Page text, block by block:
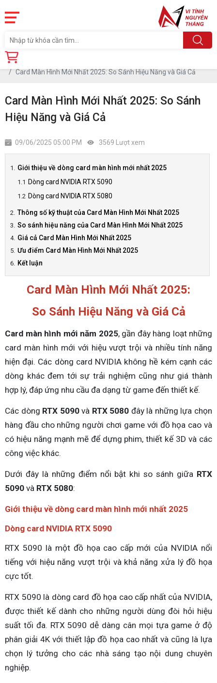
Trang chủ
Card Màn Hình Mới Nhất 2025: So Sánh Hiệu Năng và Giá Cả
Card Màn Hình Mới Nhất 2025: So Sánh
Hiệu Năng và Giá Cả
09/06/2025 05:00 PM 3569 Lượt xem
Giới thiệu về dòng card màn hình mới nhất 2025
Dòng card NVIDIA RTX 5090
Dòng card NVIDIA RTX 5080
Thông số kỹ thuật của Card Màn Hình Mới Nhất 2025
So sánh hiệu năng của Card Màn Hình Mới Nhất 2025
Giá cả Card Màn Hình Mới Nhất 2025
Ưu điểm Card Màn Hình Mới Nhất 2025
Kết luận
Card Màn Hình Mới Nhất 2025:
So Sánh Hiệu Năng và Giá Cả
Card màn hình mới năm 2025, gần đây hàng loạt những
card màn hình mới với hiệu vượt trội và nhiều tính năng
hiện đại. Các dòng card NVIDIA không hề kém cạnh các
dòng khác đem tới sự trải nghiệm cũng như giá thành
hợp lý, đáp ứng nhu cầu đa dạng từ game đến thiết kế.
Các dòng RTX 5090và RTX 5080 đây là những lựa chọn
hàng đầu cho những người chơi game với đồ họa cao và
có hiệu năng mạnh mẽ để dựng phim, thiết kế 3D và các
công việc khác.
Dưới đây là những điểm nổi bật khi so sánh giữa RTX
5090 và RTX 5080:
Giới thiệu về dòng card màn hình mới nhất 2025
Dòng card NVIDIA RTX 5090
RTX 5090 là một đồ họa cao cấp mới của NVIDIA nổi
tiếng với hiệu năng vượt trội và khả năng xửa lý đồ họa
cực tốt.
RTX 5090 là dòng card đồ họa cao cấp nhất của NVIDIA,
được thiết kế dành cho những người dùng đòi hỏi hiệu
suất tối đa. RTX 5090 dễ dàng cân mọi tựa game ở độ
phân giải 4K với thiết lập đồ họa cao nhất và cũng là lựa
chọn lý tưởng cho các nhà sáng tạo nội dung chuyên
nghiệp.